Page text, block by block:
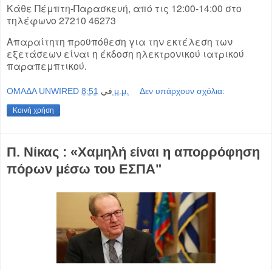
Κάθε Πέμπτη-Παρασκευή, από τις 12:00-14:00 στο
τηλέφωνο 27210 46273
Απαραίτητη προϋπόθεση για την εκτέλεση των
εξετάσεων είναι η έκδοση ηλεκτρονικού ιατρικού
παραπεμπτικού.
OMAΔΑ UNWIRED في 8:51 μ.μ. Δεν υπάρχουν σχόλια:
Κοινή χρήση
Π. Νίκας : «Χαμηλή είναι η απορρόφηση
πόρων μέσω του ΕΣΠΑ"